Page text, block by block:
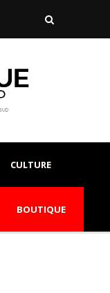
CULTURE
BOUTIQUE